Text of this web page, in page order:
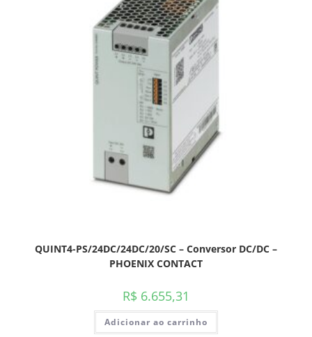
QUINT4-PS/24DC/24DC/20/SC – Conversor DC/DC –
PHOENIX CONTACT
R$ 6.655,31
Adicionar ao carrinho